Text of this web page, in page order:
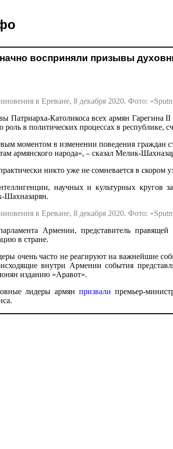
восприняли призывы
в Ереване, 8 декабря 2020. Фото:
Патриарха-Католикоса всех армян Гарегина
роль в политических процессах в республике,
моментом в изменении поведения граждан
армянского народа», – сказал Мелик-
никто уже не сомневается в скором
научных и культурных кругов
Шахназарян.
в Ереване, 8 декабря 2020. Фото:
Армении, представитель
в стране.
очень часто не реагируют на важнейшие
внутри Армении события
изданию «Аравот».
лидеры армянпризвали премьер-